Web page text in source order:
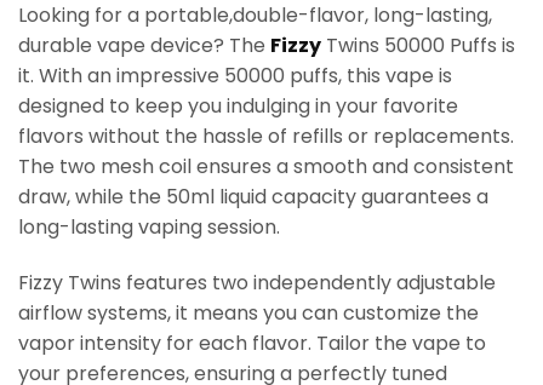
Looking for a portable,double-flavor, long-lasting,
durable vape device? The Fizzy Twins 50000 Puffs is
it. With an impressive 50000 puffs, this vape is
designed to keep you indulging in your favorite
flavors without the hassle of refills or replacements.
The two mesh coil ensures a smooth and consistent
draw, while the 50ml liquid capacity guarantees a
long-lasting vaping session.
Fizzy Twins features two independently adjustable
airflow systems, it means you can customize the
vapor intensity for each flavor. Tailor the vape to
your preferences, ensuring a perfectly tuned